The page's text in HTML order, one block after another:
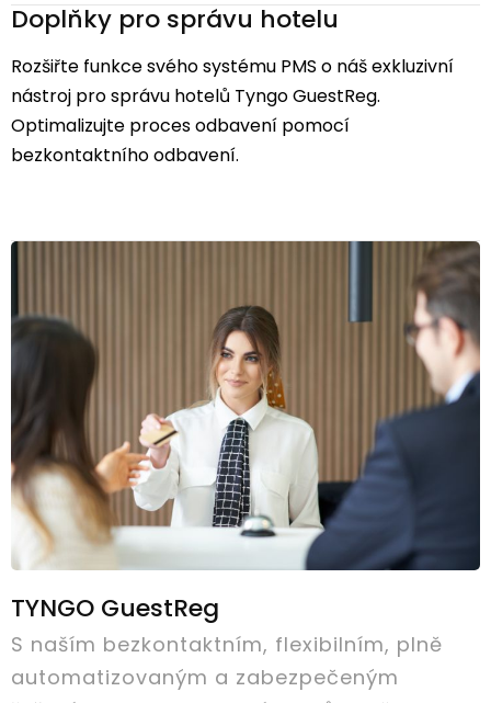
Doplňky pro správu hotelu
Rozšiřte funkce svého systému PMS o náš exkluzivní
nástroj pro správu hotelů Tyngo GuestReg.
Optimalizujte proces odbavení pomocí
bezkontaktního odbavení.
TYNGO GuestReg
S naším bezkontaktním, flexibilním, plně
automatizovaným a zabezpečeným